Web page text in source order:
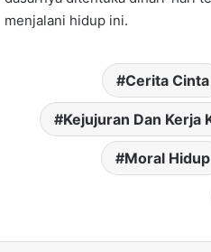
menjalani hidup ini.
Cerita Cinta
Kejujuran Dan Kerja
Moral Hidup